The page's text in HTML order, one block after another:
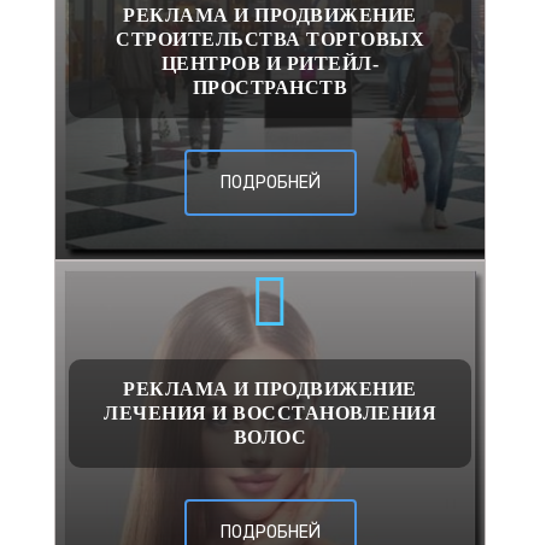
РЕКЛАМА И ПРОДВИЖЕНИЕ
СТРОИТЕЛЬСТВА ТОРГОВЫХ
ЦЕНТРОВ И РИТЕЙЛ-
ПРОСТРАНСТВ
ПОДРОБНЕЙ
РЕКЛАМА И ПРОДВИЖЕНИЕ
ЛЕЧЕНИЯ И ВОССТАНОВЛЕНИЯ
ВОЛОС
ПОДРОБНЕЙ